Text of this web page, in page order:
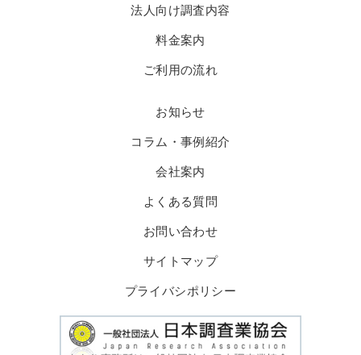
法人向け調査内容
料金案内
ご利用の流れ
お知らせ
コラム・事例紹介
会社案内
よくある質問
お問い合わせ
サイトマップ
プライバシポリシー